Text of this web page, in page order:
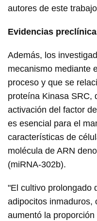
autores de este
Evidencias
Además, los
mecanismo mediante
proceso y que se
proteína Kinasa SRC,
activación del factor
es esencial para el
características de
molécula de ARN
(miRNA-302b).
"El cultivo prolongado
adipocitos inmaduros,
aumentó la